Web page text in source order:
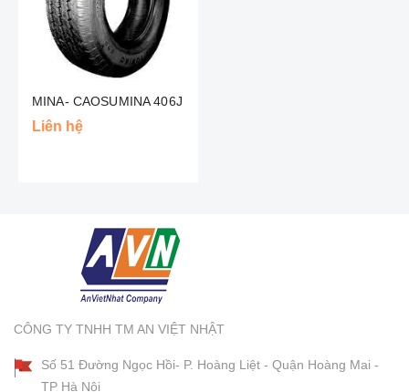
MINA- CAOSUMINA 406J
Liên hệ
CÔNG TY TNHH TM AN VIỆT NHẬT
Số 51 Đường Ngọc Hồi- P. Hoàng Liệt - Quận Hoàng Mai -
TP Hà Nội